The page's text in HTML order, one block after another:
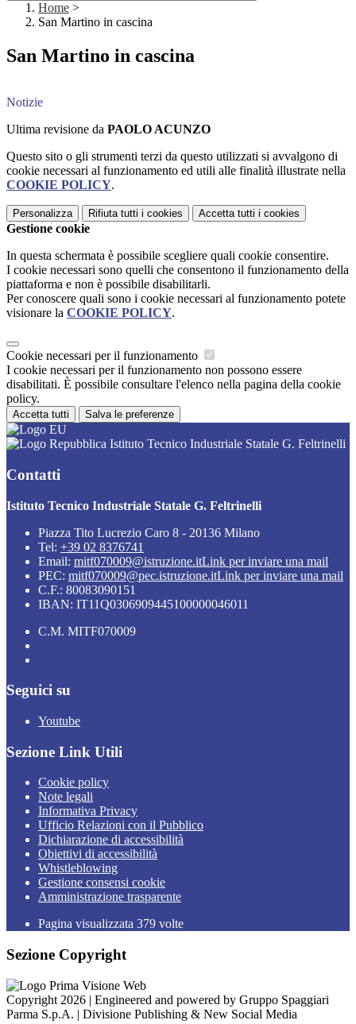
Home >
San Martino in cascina
San Martino in cascina
Notizie
Ultima revisione da PAOLO ACUNZO
Questo sito o gli strumenti terzi da questo utilizzati si avvalgono di
cookie necessari al funzionamento ed utili alle finalità illustrate nella
COOKIE POLICY.
Personalizza Rifiuta tutti i cookies Accetta tutti i cookies
Gestione cookie
In questa schermata è possibile scegliere quali cookie consentire.
I cookie necessari sono quelli che consentono il funzionamento della
piattaforma e non è possibile disabilitarli.
Per conoscere quali sono i cookie necessari al funzionamento potete
visionare la COOKIE POLICY.
Cookie necessari per il funzionamento
I cookie necessari per il funzionamento non possono essere
disabilitati. È possibile consultare l'elenco nella pagina della cookie
policy.
Accetta tutti Salva le preferenze
Istituto Tecnico Industriale Statale G. Feltrinelli
Contatti
Istituto Tecnico Industriale Statale G. Feltrinelli
Piazza Tito Lucrezio Caro 8 - 20136 Milano
Tel: +39 02 8376741
Email: mitf070009@istruzione.itLink per inviare una mail
PEC: mitf070009@pec.istruzione.itLink per inviare una mail
C.F.: 80083090151
IBAN: IT11Q0306909445100000046011
C.M. MITF070009
Seguici su
Youtube
Sezione Link Utili
Cookie policy
Note legali
Informativa Privacy
Ufficio Relazioni con il Pubblico
Dichiarazione di accessibilità
Obiettivi di accessibilità
Whistleblowing
Gestione consensi cookie
Amministrazione trasparente
Pagina visualizzata 379 volte
Sezione Copyright
Copyright 2026 | Engineered and powered by Gruppo Spaggiari
Parma S.p.A. | Divisione Publishing & New Social Media